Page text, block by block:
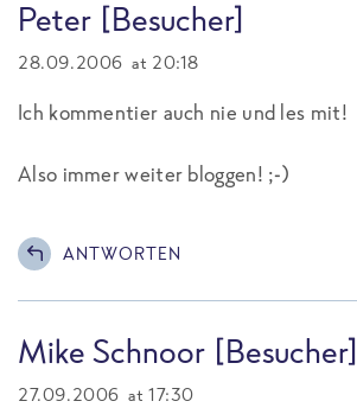
Peter [Besucher]
28.09.2006 at 20:18
Ich kommentier auch nie und les mit!
Also immer weiter bloggen! ;-)
ANTWORTEN
Mike Schnoor [Besucher]
27.09.2006 at 17:30